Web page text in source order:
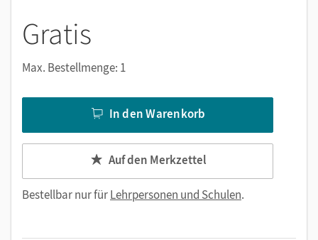
Gratis
Max. Bestellmenge: 1
In den Warenkorb
Auf den Merkzettel
Bestellbar nur fürLehrpersonen und Schulen.